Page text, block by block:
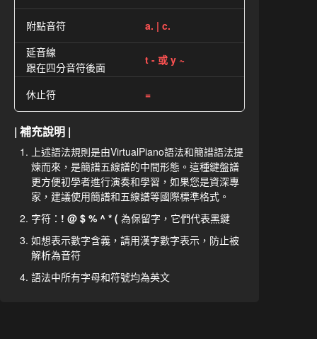
附點音符
a. | c.
延音線
跟在四分音符後面
t - 或 y ~
休止符 =
| 補充說明 |
上述語法規則是由VirtualPiano語法和簡譜語法提
煉而來，是簡譜五線譜的中間形態。這種鍵盤譜
更方便初學者進行演奏和學習，如果您是資深專
家，建議使用簡譜和五線譜等國際標準格式。
字符： ! @ $ % ^ * (為保留字，它們代表黑鍵
如想表示數字含義，請用漢字數字表示，防止被
解析為音符
語法中所有字母和符號均為英文